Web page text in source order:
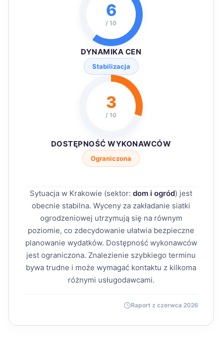
6
/ 10
DYNAMIKA CEN
Stabilizacja
3
/ 10
DOSTĘPNOŚĆ WYKONAWCÓW
Ograniczona
Sytuacja w Krakowie (sektor: dom i ogród) jest
obecnie stabilna. Wyceny za zakładanie siatki
ogrodzeniowej utrzymują się na równym
poziomie, co zdecydowanie ułatwia bezpieczne
planowanie wydatków. Dostępność wykonawców
jest ograniczona. Znalezienie szybkiego terminu
bywa trudne i może wymagać kontaktu z kilkoma
różnymi usługodawcami.
Raport z czerwca 2026